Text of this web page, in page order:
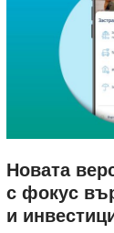
Новата
с фокус
и